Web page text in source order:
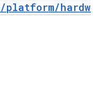
platform/hardw